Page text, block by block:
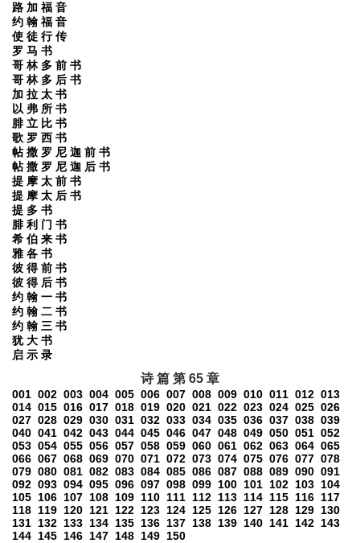
路 加 福 音
约 翰 福 音
使 徒 行 传
罗 马 书
哥 林 多 前 书
哥 林 多 后 书
加 拉 太 书
以 弗 所 书
腓 立 比 书
歌 罗 西 书
帖 撒 罗 尼 迦 前 书
帖 撒 罗 尼 迦 后 书
提 摩 太 前 书
提 摩 太 后 书
提 多 书
腓 利 门 书
希 伯 来 书
雅 各 书
彼 得 前 书
彼 得 后 书
约 翰 一 书
约 翰 二 书
约 翰 三 书
犹 大 书
启 示 录
诗 篇 第 65 章
001 002 003 004 005 006 007 008 009 010 011 012 013
014 015 016 017 018 019 020 021 022 023 024 025 026
027 028 029 030 031 032 033 034 035 036 037 038 039
040 041 042 043 044 045 046 047 048 049 050 051 052
053 054 055 056 057 058 059 060 061 062 063 064 065
066 067 068 069 070 071 072 073 074 075 076 077 078
079 080 081 082 083 084 085 086 087 088 089 090 091
092 093 094 095 096 097 098 099 100 101 102 103 104
105 106 107 108 109 110 111 112 113 114 115 116 117
118 119 120 121 122 123 124 125 126 127 128 129 130
131 132 133 134 135 136 137 138 139 140 141 142 143
144 145 146 147 148 149 150